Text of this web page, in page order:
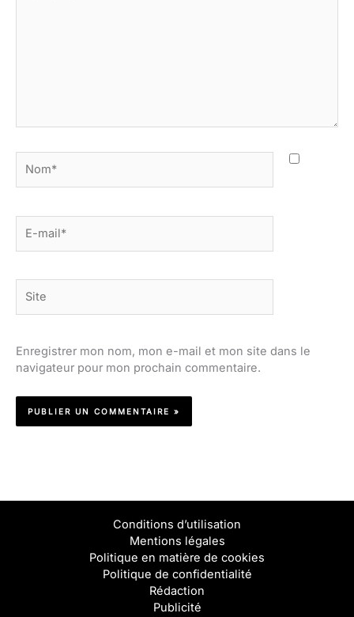
mail*
Enregistrer mon nom, mon e-mail et mon site dans le
navigateur pour mon prochain commentaire.
Conditions d’utilisation
Mentions légales
Politique en matière de cookies
Politique de confidentialité
Rédaction
Publicité